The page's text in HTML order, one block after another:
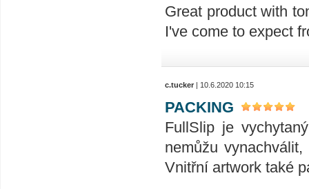
Great product with
I've come to expect
c.tucker | 10.6.2020 10:15
PACKING
FullSlip je
nemůžu
Vnitřní artwork také